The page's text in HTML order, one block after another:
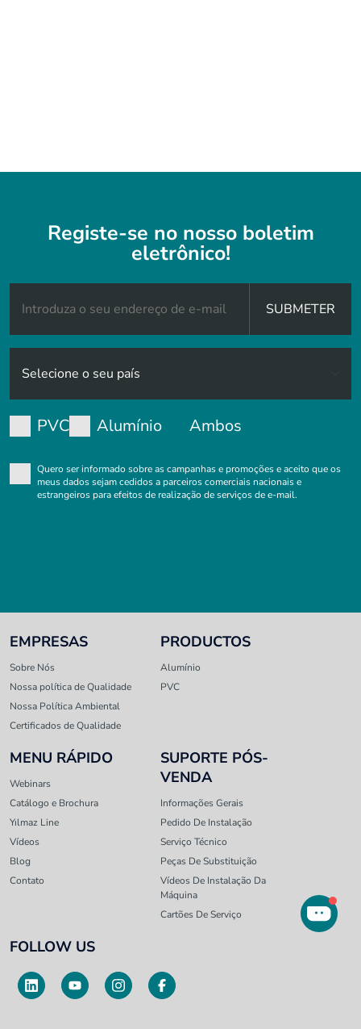
Registe-se no nosso boletim
eletrônico!
SUBMETER
PVC Alumínio Ambos
Quero ser informado sobre as campanhas e promoções e aceito que os
meus dados sejam cedidos a parceiros comerciais nacionais e
estrangeiros para efeitos de realização de serviços de e-mail.
EMPRESAS
Sobre Nós
Nossa política de Qualidade
Nossa Política Ambiental
Certificados de Qualidade
PRODUCTOS
Alumínio
PVC
MENU RÁPIDO
Webinars
Catálogo e Brochura
Yılmaz Line
Vídeos
Blog
Contato
SUPORTE PÓS-
VENDA
Informações Gerais
Pedido De Instalação
Serviço Técnico
Peças De Substituição
Vídeos De Instalação Da
Máquina
Cartões De Serviço
FOLLOW US